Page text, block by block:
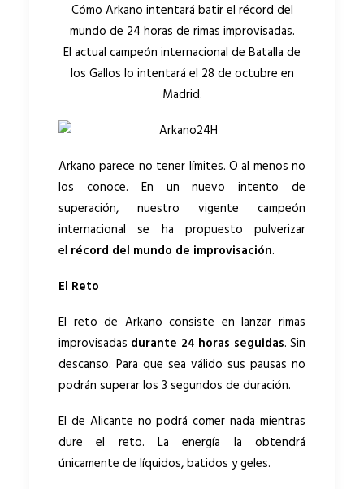
Cómo Arkano intentará batir el récord del
mundo de 24 horas de rimas improvisadas.
El actual campeón internacional de Batalla de
los Gallos lo intentará el 28 de octubre en
Madrid.
Arkano parece no tener límites. O al menos no
los conoce. En un nuevo intento de
superación, nuestro vigente campeón
internacional se ha propuesto pulverizar
el récord del mundo de improvisación.
El Reto
El reto de Arkano consiste en lanzar rimas
improvisadas durante 24 horas seguidas. Sin
descanso. Para que sea válido sus pausas no
podrán superar los 3 segundos de duración.
El de Alicante no podrá comer nada mientras
dure el reto. La energía la obtendrá
únicamente de líquidos, batidos y geles.